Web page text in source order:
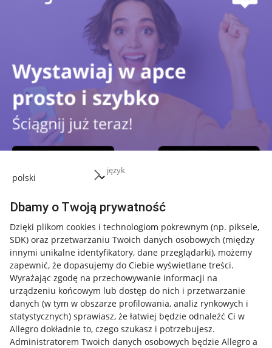
język
Dbamy o Twoją prywatność
Dzięki plikom cookies i technologiom pokrewnym (np. piksele,
SDK) oraz przetwarzaniu Twoich danych osobowych (między
innymi unikalne identyfikatory, dane przeglądarki), możemy
zapewnić, że dopasujemy do Ciebie wyświetlane treści.
Wyrażając zgodę na przechowywanie informacji na
urządzeniu końcowym lub dostęp do nich i przetwarzanie
danych (w tym w obszarze profilowania, analiz rynkowych i
statystycznych) sprawiasz, że łatwiej będzie odnaleźć Ci w
Allegro dokładnie to, czego szukasz i potrzebujesz.
Administratorem Twoich danych osobowych będzie Allegro a
Jak to działa
Napisz do nas
Allegro Gadane dla sprzedających
Allegro Gadane dla kupujących
Mapa miejscowości